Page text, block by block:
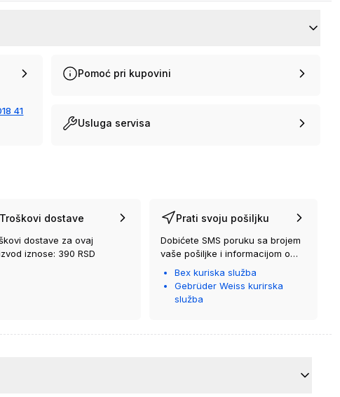
41
Pomoć pri kupovini
Usluga servisa
Troškovi dostave
dostave za ovaj
iznose: 390 RSD
Prati svoju pošiljku
Dobićete SMS poruku sa brojem
vaše pošiljke i informacijom o
kurirskoj službi koja će vam je
Bex kuriska služba
Gebrüder Weiss kurirska
služba